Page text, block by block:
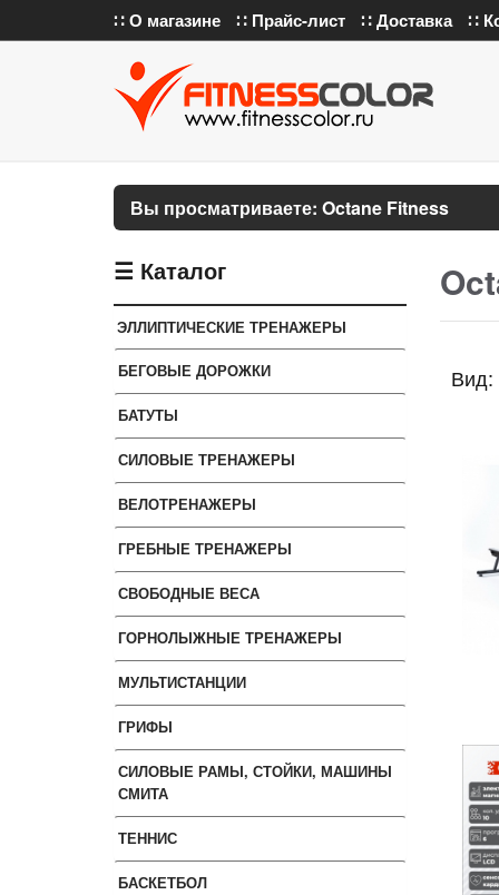
∷ О магазине ∷ Прайс-лист ∷ Доставка ∷
Вы просматриваете: Octane Fitness
☰ Каталог
ЭЛЛИПТИЧЕСКИЕ ТРЕНАЖЕРЫ
БЕГОВЫЕ ДОРОЖКИ
БАТУТЫ
СИЛОВЫЕ ТРЕНАЖЕРЫ
ВЕЛОТРЕНАЖЕРЫ
ГРЕБНЫЕ ТРЕНАЖЕРЫ
СВОБОДНЫЕ ВЕСА
ГОРНОЛЫЖНЫЕ ТРЕНАЖЕРЫ
МУЛЬТИСТАНЦИИ
ГРИФЫ
СИЛОВЫЕ РАМЫ, СТОЙКИ, МАШИНЫ
СМИТА
ТЕННИС
БАСКЕТБОЛ
Вид: